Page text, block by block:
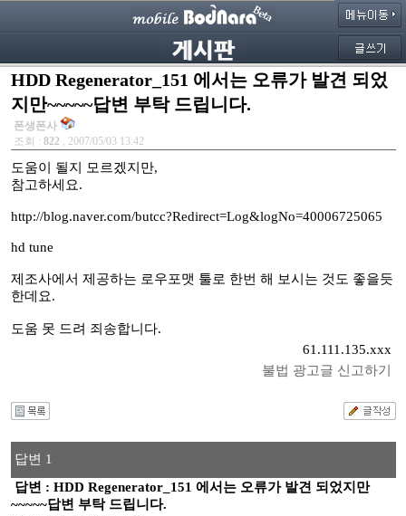
HDD Regenerator_151 에서는 오류가 발견 되었
지만~~~~~답변 부탁 드립니다.
폰생폰사
조회 : 822 , 2007/05/03 13:42
도움이 될지 모르겠지만,
참고하세요.
http://blog.naver.com/butcc?Redirect=Log&logNo=40006725065
hd tune
제조사에서 제공하는 로우포맷 툴로 한번 해 보시는 것도 좋을듯
한데요.
도움 못 드려 죄송합니다.
61.111.135.xxx
불법 광고글 신고하기
답변 1
답변 : HDD Regenerator_151 에서는 오류가 발견 되었지만
~~~~~답변 부탁 드립니다.